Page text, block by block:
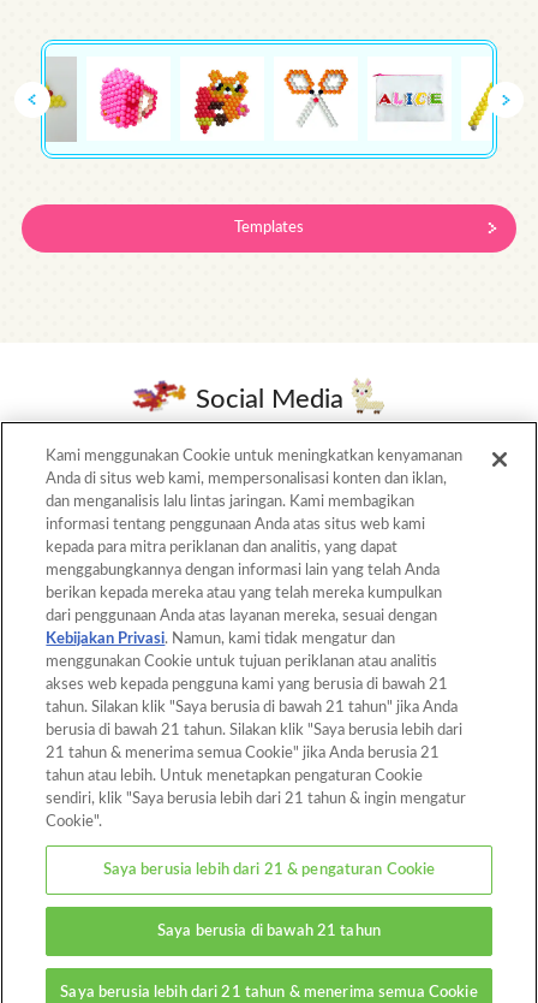
Templates
Social Media
Back to Top
Home Products
Templates What is Aquabeads?
About this website
Privacy Policy
Cookies
Cookie Settings
© EPOCH
Kami menggunakan Cookie untuk meningkatkan kenyamanan
Anda di situs web kami, mempersonalisasi konten dan iklan,
dan menganalisis lalu lintas jaringan. Kami membagikan
informasi tentang penggunaan Anda atas situs web kami
kepada para mitra periklanan dan analitis, yang dapat
menggabungkannya dengan informasi lain yang telah Anda
berikan kepada mereka atau yang telah mereka kumpulkan
dari penggunaan Anda atas layanan mereka, sesuai dengan
Kebijakan Privasi. Namun, kami tidak mengatur dan
menggunakan Cookie untuk tujuan periklanan atau analitis
akses web kepada pengguna kami yang berusia di bawah 21
tahun. Silakan klik "Saya berusia di bawah 21 tahun" jika Anda
berusia di bawah 21 tahun. Silakan klik "Saya berusia lebih dari
21 tahun & menerima semua Cookie" jika Anda berusia 21
tahun atau lebih. Untuk menetapkan pengaturan Cookie
sendiri, klik "Saya berusia lebih dari 21 tahun & ingin mengatur
Cookie".
Saya berusia lebih dari 21 & pengaturan Cookie
Saya berusia di bawah 21 tahun
Saya berusia lebih dari 21 tahun & menerima semua Cookie